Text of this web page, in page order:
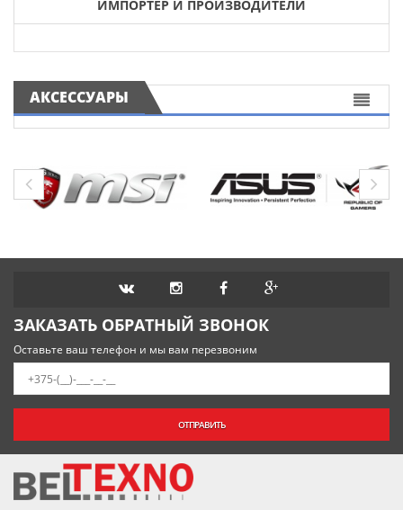
ИМПОРТЕР И ПРОИЗВОДИТЕЛИ
АКСЕССУАРЫ
ЗАКАЗАТЬ ОБРАТНЫЙ ЗВОНОК
Оставьте ваш телефон и мы вам перезвоним
ОТПРАВИТЬ